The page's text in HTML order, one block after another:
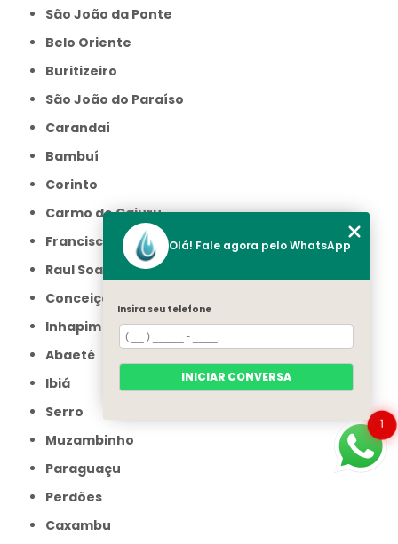
São João da Ponte
Belo Oriente
Buritizeiro
São João do Paraíso
Carandaí
Bambuí
Corinto
Carmo do Cajuru
Francisco Sá
Raul Soares
Conceição do Mato Dentro
Inhapim
Abaeté
Ibiá
Serro
Muzambinho
Paraguaçu
Perdões
Caxambu
1
Olá! Fale agora pelo WhatsApp
Insira seu telefone
INICIAR CONVERSA